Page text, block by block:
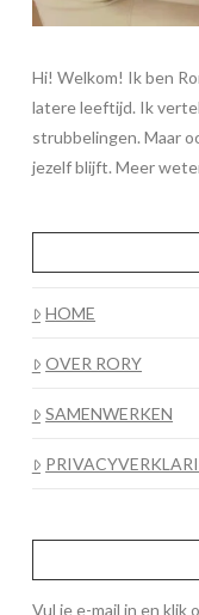
Hi! Welkom! Ik ben
latere leeftijd. Ik
strubbelingen. Maar
jezelf blijft. Meer
HOME
OVER RORY
SAMENWERKEN